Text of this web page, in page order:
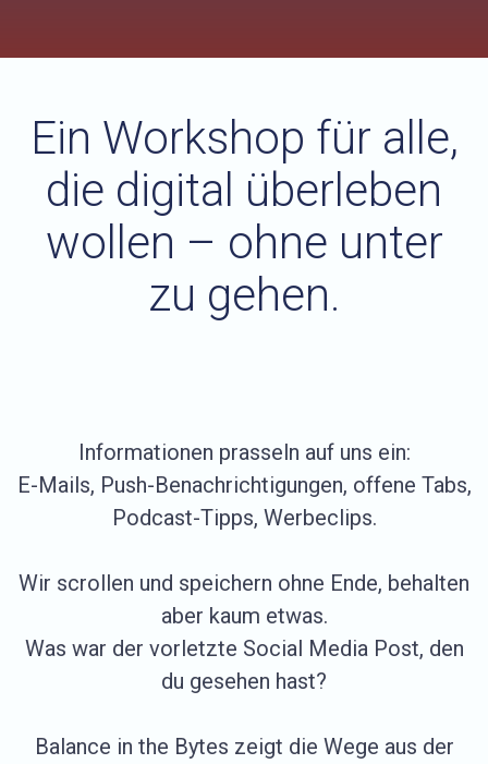
Ein Workshop für alle,
die digital überleben
wollen – ohne unter
zu gehen.
Informationen prasseln auf uns ein:
E-Mails, Push-Benachrichtigungen, offene Tabs,
Podcast-Tipps, Werbeclips.
Wir scrollen und speichern ohne Ende, behalten
aber kaum etwas.
Was war der vorletzte Social Media Post, den
du gesehen hast?
Balance in the Bytes zeigt die Wege aus der